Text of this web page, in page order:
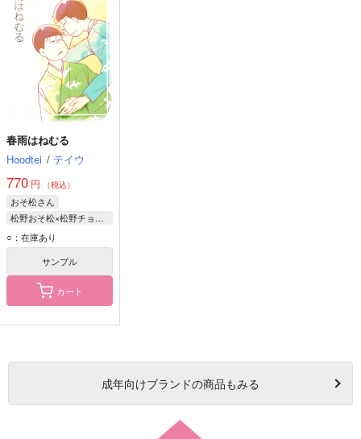
春雨はねむる
Hoodtei / テイウ
770 円 （税込）
おそ松さん
松野おそ松×松野チョロ松
松野おそ松
松野チョロ松
○：在庫あり
サンプル
カート
成年向けブランドの商品もみる